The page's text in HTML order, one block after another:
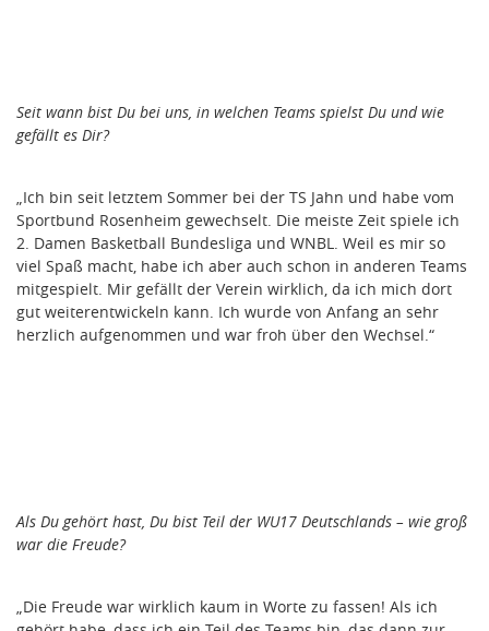
Seit wann bist Du bei uns, in welchen Teams spielst Du und wie
gefällt es Dir?
„Ich bin seit letztem Sommer bei der TS Jahn und habe vom
Sportbund Rosenheim gewechselt. Die meiste Zeit spiele ich
2. Damen Basketball Bundesliga und WNBL. Weil es mir so
viel Spaß macht, habe ich aber auch schon in anderen Teams
mitgespielt. Mir gefällt der Verein wirklich, da ich mich dort
gut weiterentwickeln kann. Ich wurde von Anfang an sehr
herzlich aufgenommen und war froh über den Wechsel.“
Als Du gehört hast, Du bist Teil der WU17 Deutschlands – wie groß
war die Freude?
„Die Freude war wirklich kaum in Worte zu fassen! Als ich